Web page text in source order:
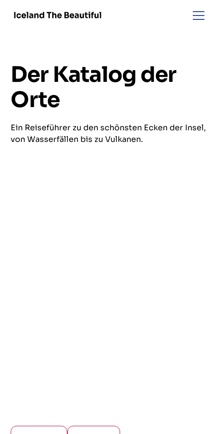
Der Katalog der
Orte
Ein Reiseführer zu den schönsten Ecken der Insel,
von Wasserfällen bis zu Vulkanen.